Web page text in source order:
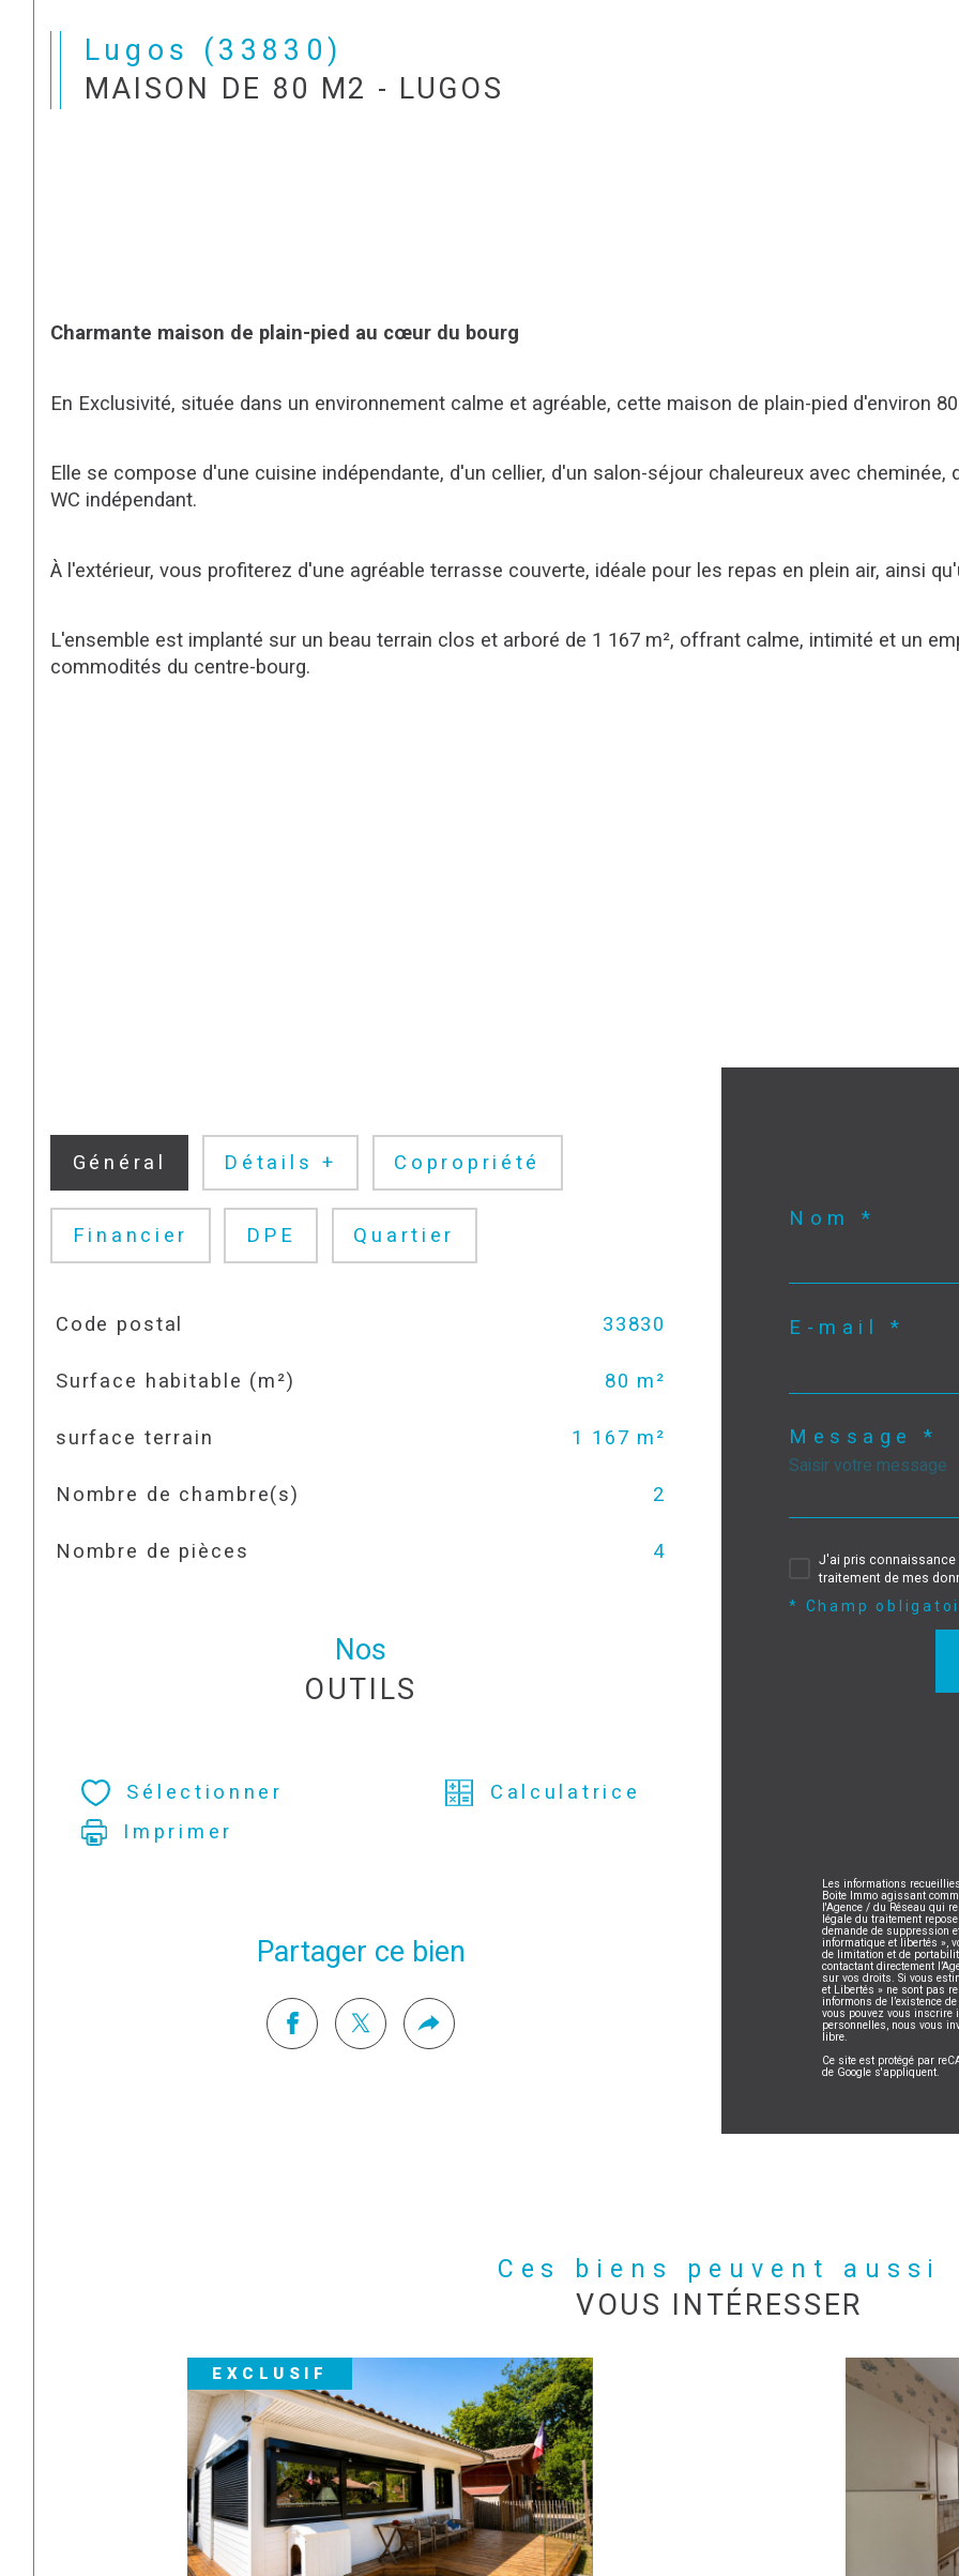
Lugos (33830)
MAISON DE 80 M2 - LUGOS
Charmante maison de plain-pied au cœur du bourg
En Exclusivité, située dans un environnement calme et agréable, cette maison de plain-pied d'environ
Elle se compose d'une cuisine indépendante, d'un cellier, d'un salon-séjour chaleureux avec
WC indépendant.
À l'extérieur, vous profiterez d'une agréable terrasse couverte, idéale pour les repas en plein air, ainsi
L'ensemble est implanté sur un beau terrain clos et arboré de 1 167 m², offrant calme, intimité et un
commodités du centre-bourg.
Général Détails + Copropriété
Financier DPE Quartier
TRAD_SIROCCO_Caracteristique
Code postal 33830
Surface habitable (m²) 80 m²
surface terrain 1 167 m²
Nombre de chambre(s) 2
Nombre de pièces 4
Nos
OUTILS
Sélectionner
Calculatrice
Imprimer
Partager ce bien
Nom *
E-mail *
Message *
J'ai pris connaissance
traitement de mes
* Champ
Les informations
Boite Immo agissant
l'Agence / du Réseau qui
légale du traitement
demande de suppression
informatique et libertés »,
de limitation et de
contactant directement
sur vos droits. Si vous
et Libertés » ne sont pas
informons de l’existence
vous pouvez vous inscrire
personnelles, nous vous
libre.
Ce site est protégé par
de Google s'appliquent.
Ces biens peuvent aussi
VOUS INTÉRESSER
EXCLUSIF